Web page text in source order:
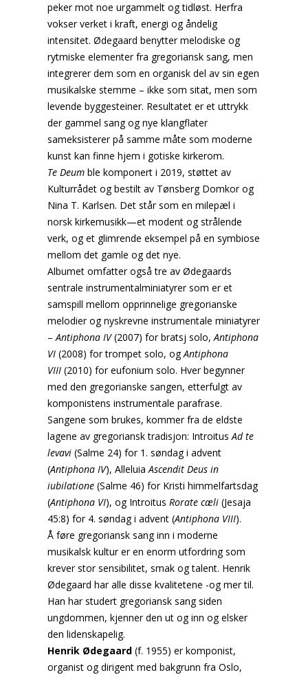
peker mot noe urgammelt og tidløst. Herfra
vokser verket i kraft, energi og åndelig
intensitet. Ødegaard benytter melodiske og
rytmiske elementer fra gregoriansk sang, men
integrerer dem som en organisk del av sin egen
musikalske stemme – ikke som sitat, men som
levende byggesteiner. Resultatet er et uttrykk
der gammel sang og nye klangflater
sameksisterer på samme måte som moderne
kunst kan finne hjem i gotiske kirkerom.
Te Deum ble komponert i 2019, støttet av
Kulturrådet og bestilt av Tønsberg Domkor og
Nina T. Karlsen. Det står som en milepæl i
norsk kirkemusikk—et modent og strålende
verk, og et glimrende eksempel på en symbiose
mellom det gamle og det nye.
Albumet omfatter også tre av Ødegaards
sentrale instrumentalminiatyrer som er et
samspill mellom opprinnelige gregorianske
melodier og nyskrevne instrumentale miniatyrer
–Antiphona IV(2007) for bratsj solo,Antiphona
VI (2008) for trompet solo, ogAntiphona
VIII (2010) for eufonium solo. Hver begynner
med den gregorianske sangen, etterfulgt av
komponistens instrumentale parafrase.
Sangene som brukes, kommer fra de eldste
lagene av gregoriansk tradisjon: IntroitusAd te
levavi (Salme 24) for 1. søndag i advent
(Antiphona IV), AlleluiaAscendit Deus in
iubilatione (Salme 46) for Kristi himmelfartsdag
(Antiphona VI), og Introitus Rorate cæli (Jesaja
45:8) for 4. søndag i advent (Antiphona VIII).
Å føre gregoriansk sang inn i moderne
musikalsk kultur er en enorm utfordring som
krever stor sensibilitet, smak og talent. Henrik
Ødegaard har alle disse kvalitetene -og mer til.
Han har studert gregoriansk sang siden
ungdommen, kjenner den ut og inn og elsker
den lidenskapelig.
Henrik Ødegaard (f. 1955) er komponist,
organist og dirigent med bakgrunn fra Oslo,